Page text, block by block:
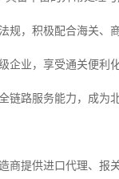
，积极配合海关、
业，享受通关便利
链路服务能力，成为
商提供进口代理、报